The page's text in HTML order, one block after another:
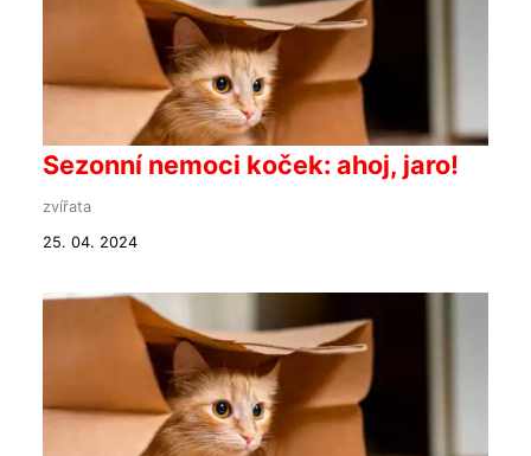
Sezonní nemoci koček: ahoj, jaro!
zvířata
25. 04. 2024